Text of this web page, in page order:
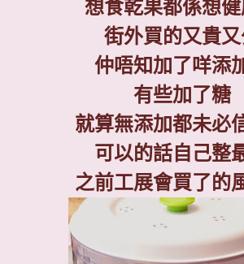
想食乾果都係想
街外買的又貴
仲唔知加了咩添
有些加了糖
就算無添加都未必
可以的話自己整
之前工展會買了的